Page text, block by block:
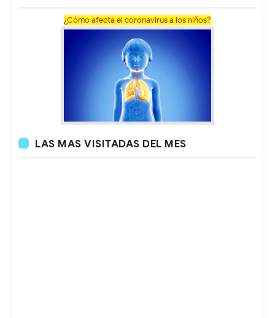
¿Cómo afecta el coronavirus a los niños?
LAS MAS VISITADAS DEL MES